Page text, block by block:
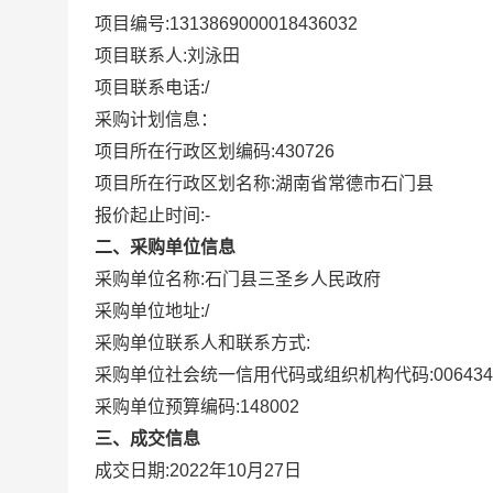
项目编号:1313869000018436032
项目联系人:刘泳田
项目联系电话:/
采购计划信息：
项目所在行政区划编码:430726
项目所在行政区划名称:湖南省常德市石门县
报价起止时间:-
二、采购单位信息
采购单位名称:石门县三圣乡人民政府
采购单位地址:/
采购单位联系人和联系方式:
采购单位社会统一信用代码或组织机构代码:
采购单位预算编码:148002
三、成交信息
成交日期:2022年10月27日